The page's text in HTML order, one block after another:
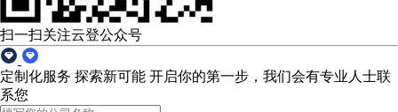
扫一扫关注云登公众号
定制化服务 探索新可能 开启你的第一步，我们会有专业人士联
系您